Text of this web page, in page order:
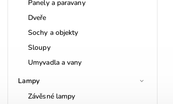
Panely a paravany
Dveře
Sochy a objekty
Sloupy
Umyvadla a vany
Lampy
Závěsné lampy